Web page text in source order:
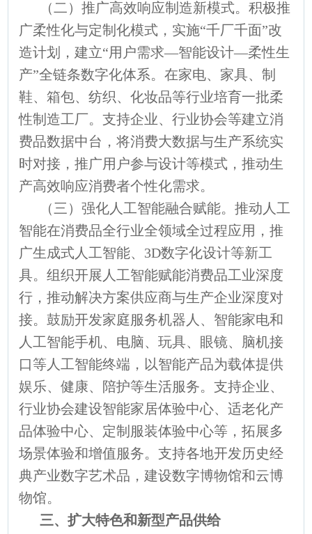
（二）推广高效响应制造新模式。积极推
广柔性化与定制化模式，实施“千厂千面”改
造计划，建立“用户需求—智能设计—柔性生
产”全链条数字化体系。在家电、家具、制
鞋、箱包、纺织、化妆品等行业培育一批柔
性制造工厂。支持企业、行业协会等建立消
费品数据中台，将消费大数据与生产系统实
时对接，推广用户参与设计等模式，推动生
产高效响应消费者个性化需求。
（三）强化人工智能融合赋能。推动人工
智能在消费品全行业全领域全过程应用，推
广生成式人工智能、3D数字化设计等新工
具。组织开展人工智能赋能消费品工业深度
行，推动解决方案供应商与生产企业深度对
接。鼓励开发家庭服务机器人、智能家电和
人工智能手机、电脑、玩具、眼镜、脑机接
口等人工智能终端，以智能产品为载体提供
娱乐、健康、陪护等生活服务。支持企业、
行业协会建设智能家居体验中心、适老化产
品体验中心、定制服装体验中心等，拓展多
场景体验和增值服务。支持各地开发历史经
典产业数字艺术品，建设数字博物馆和云博
物馆。
三、扩大特色和新型产品供给